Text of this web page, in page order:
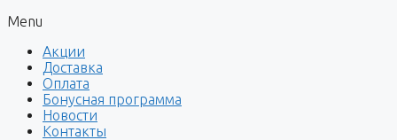
Menu
Акции
Доставка
Оплата
Бонусная программа
Новости
Контакты